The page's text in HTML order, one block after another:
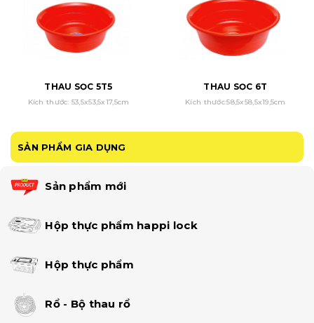
SẢN PHẨM GIA DỤNG
Sản phẩm mới
Hộp thực phẩm happi lock
Hộp thực phẩm
Rổ - Bộ thau rổ
THAU SỌC 5T5
Kích thước: 53,5x53,5x17,5cm
THAU SỌC 6T
Kích thước:58,5x58,5x19,5cm